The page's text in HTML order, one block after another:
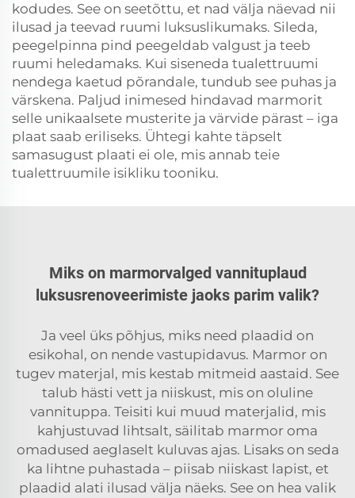
kodudes. See on seetõttu, et nad välja näevad nii
ilusad ja teevad ruumi luksuslikumaks. Sileda,
peegelpinna pind peegeldab valgust ja teeb
ruumi heledamaks. Kui siseneda tualettruumi
nendega kaetud põrandale, tundub see puhas ja
värskena. Paljud inimesed hindavad marmorit
selle unikaalsete musterite ja värvide pärast – iga
plaat saab eriliseks. Ühtegi kahte täpselt
samasugust plaati ei ole, mis annab teie
tualettruumile isikliku tooniku.
Miks on marmorvalged vannituplaud
luksusrenoveerimiste jaoks parim valik?
Ja veel üks põhjus, miks need plaadid on
esikohal, on nende vastupidavus. Marmor on
tugev materjal, mis kestab mitmeid aastaid. See
talub hästi vett ja niiskust, mis on oluline
vannituppa. Teisiti kui muud materjalid, mis
kahjustuvad lihtsalt, säilitab marmor oma
omadused aeglaselt kuluvas ajas. Lisaks on seda
ka lihtne puhastada – piisab niiskast lapist, et
plaadid alati ilusad välja näeks. See on hea valik